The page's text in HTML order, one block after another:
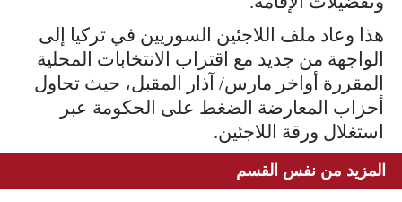
هذا وعاد ملف اللاجئين السوريين في تركيا إلى
الواجهة من جديد مع اقتراب الانتخابات المحلية
المقررة أواخر مارس/ آذار المقبل، حيث تحاول
أحزاب المعارضة الضغط على الحكومة عبر
استغلال ورقة اللاجئين.
المزيد من نفس القسم